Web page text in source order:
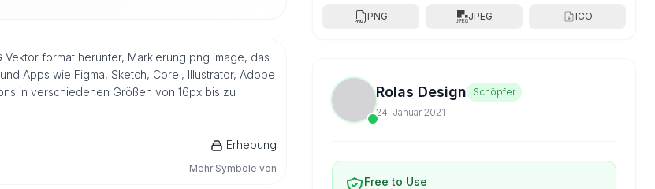
format herunter, Markierung png image, das
Apps wie Figma, Sketch, Corel, Illustrator, Adobe
in verschiedenen Größen von 16px bis zu
Erhebung
Mehr Symbole von
PNG JPEG ICO
Rolas Design Schöpfer
24. Januar 2021
Free to Use